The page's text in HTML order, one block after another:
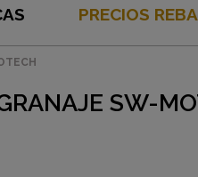
PRECIOS
SW-